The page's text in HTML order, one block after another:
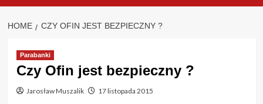
HOME CZY OFIN JEST BEZPIECZNY ?
Parabanki
Czy Ofin jest bezpieczny ?
Jarosław Muszalik 17 listopada 2015